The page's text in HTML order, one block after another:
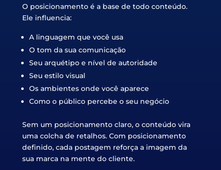
O posicionamento é a base de todo conteúdo.
Ele influencia:
A linguagem que você usa
O tom da sua comunicação
Seu arquétipo e nível de autoridade
Seu estilo visual
Os ambientes onde você aparece
Como o público percebe o seu negócio
Sem um posicionamento claro, o conteúdo vira
uma colcha de retalhos. Com posicionamento
definido, cada postagem reforça a imagem da
sua marca na mente do cliente.